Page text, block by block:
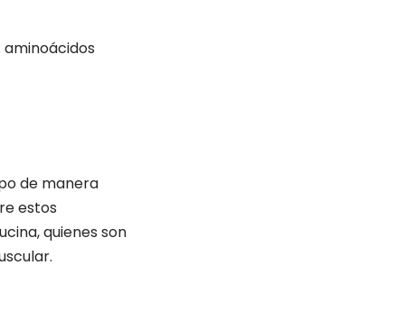
de manera
estos
quienes son